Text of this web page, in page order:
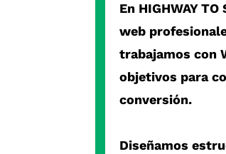
En HIGHWAY TO
web
trabajamos con
objetivos para
conversión.
Diseñamos